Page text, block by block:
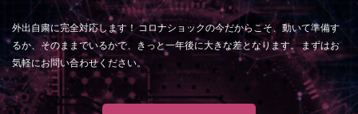
外出自粛に完全対応します！ コロナショックの今だからこそ、動いて準備す
るか、そのままでいるかで、きっと一年後に大きな差となります。 まずはお
気軽にお問い合わせください。